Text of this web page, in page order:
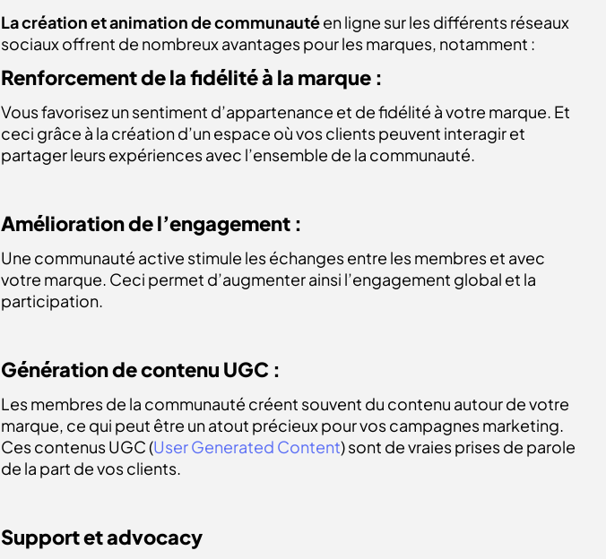
La création et animation de communautéen ligne sur les différents réseaux
sociaux offrent de nombreux avantages pour les marques, notamment :
Renforcement de la fidélité à la marque :
Vous favorisez un sentiment d’appartenance et de fidélité à votre marque. Et
ceci grâce à la création d’un espace où vos clients peuvent interagir et
partager leurs expériences avec l’ensemble de la communauté.
Amélioration de l’engagement :
Une communauté active stimule les échanges entre les membres et avec
votre marque. Ceci permet d’augmenter ainsi l’engagement global et la
participation.
Génération de contenu UGC :
Les membres de la communauté créent souvent du contenu autour de votre
marque, ce qui peut être un atout précieux pour vos campagnes marketing.
Ces contenus UGC (User Generated Content) sont de vraies prises de parole
de la part de vos clients.
Support et advocacy